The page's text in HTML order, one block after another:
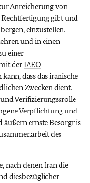
Anreicherung von
Rechtfertigung gibt und
einzustellen.
und in einen
einer
derIAEO
dass das iranische
Zwecken dient.
Verifizierungssrolle
Verpflichtung und
äußern ernste Besorgnis
des
nach denen Iran die
diesbezüglicher